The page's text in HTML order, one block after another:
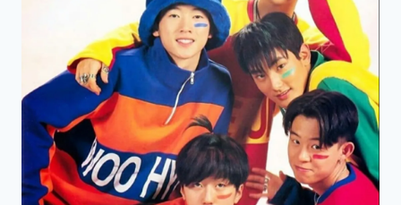
서
하
이
킥
까
지
한
국